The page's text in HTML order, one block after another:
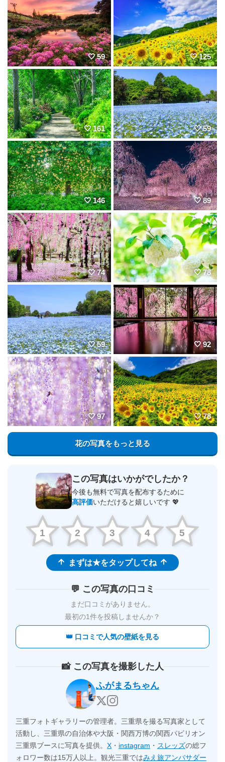
59 125
161 59
146 89
74 78
59 92
97 78
花の写真をもっと見る
この写真はいかがでしたか？
今後も無料で写真を配布するために
高評価いただけると嬉しいです 💖
1 2 3 4 5
まずは★をタップしてね
💬 この写真の口コミ
まだ口コミがありません。
最初の1件を投稿しませんか？
👑 口コミで人気の壁紙を見る
📸 この写真を撮影した人
ふがまるちゃん
三重フォトギャラリーの管理者。三重県を撮る写真家として
活動し、三重県の自治体や大阪・関西万博の関西パビリオン
三重県ブースに写真を提供。 X ・ instagram ・ スレッズの総フ
ォロワー数は15万人以上。観光三重ではみえ旅アンバサダー